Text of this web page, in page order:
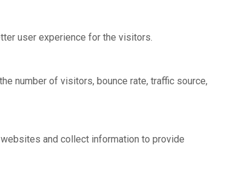
user experience for the visitors.
number of visitors, bounce rate, traffic source,
and collect information to provide